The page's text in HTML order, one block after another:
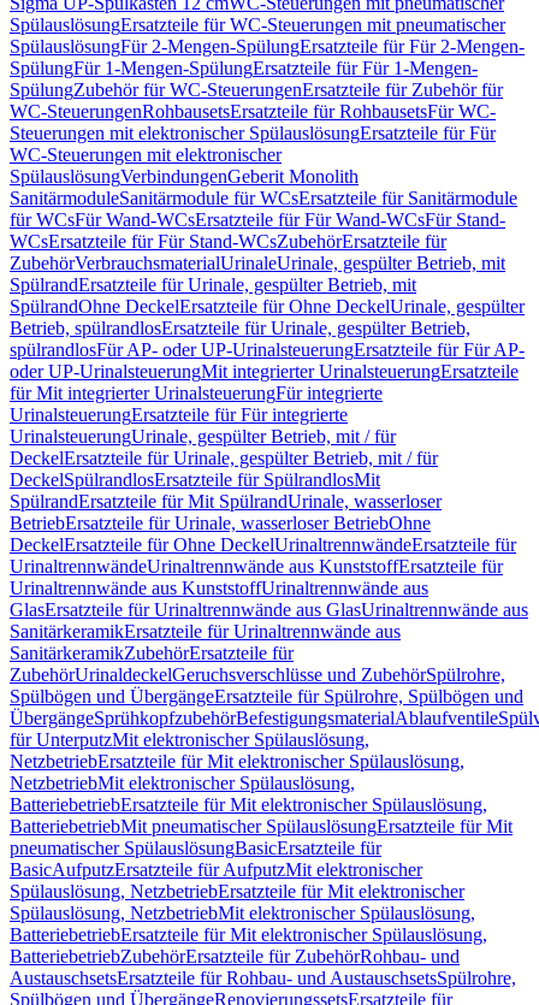
SpülauslösungErsatzteile für WC-Steuerungen mit pneumatischer
SpülauslösungFür 2-Mengen-SpülungErsatzteile für Für 2-Mengen-
SpülungFür 1-Mengen-SpülungErsatzteile für Für 1-Mengen-
SpülungZubehör für WC-SteuerungenErsatzteile für Zubehör für
WC-SteuerungenRohbausetsErsatzteile für RohbausetsFür WC-
Steuerungen mit elektronischer SpülauslösungErsatzteile für Für
WC-Steuerungen mit elektronischer
SpülauslösungVerbindungenGeberit Monolith
SanitärmoduleSanitärmodule für WCsErsatzteile für Sanitärmodule
für WCsFür Wand-WCsErsatzteile für Für Wand-WCsFür Stand-
WCsErsatzteile für Für Stand-WCsZubehörErsatzteile für
ZubehörVerbrauchsmaterialUrinaleUrinale, gespülter Betrieb, mit
SpülrandErsatzteile für Urinale, gespülter Betrieb, mit
SpülrandOhne DeckelErsatzteile für Ohne DeckelUrinale, gespülter
Betrieb, spülrandlosErsatzteile für Urinale, gespülter Betrieb,
spülrandlosFür AP- oder UP-UrinalsteuerungErsatzteile für Für AP-
oder UP-UrinalsteuerungMit integrierter UrinalsteuerungErsatzteile
für Mit integrierter UrinalsteuerungFür integrierte
UrinalsteuerungErsatzteile für Für integrierte
UrinalsteuerungUrinale, gespülter Betrieb, mit / für
DeckelErsatzteile für Urinale, gespülter Betrieb, mit / für
DeckelSpülrandlosErsatzteile für SpülrandlosMit
SpülrandErsatzteile für Mit SpülrandUrinale, wasserloser
BetriebErsatzteile für Urinale, wasserloser BetriebOhne
DeckelErsatzteile für Ohne DeckelUrinaltrennwändeErsatzteile für
UrinaltrennwändeUrinaltrennwände aus KunststoffErsatzteile für
Urinaltrennwände aus KunststoffUrinaltrennwände aus
GlasErsatzteile für Urinaltrennwände aus GlasUrinaltrennwände aus
SanitärkeramikErsatzteile für Urinaltrennwände aus
SanitärkeramikZubehörErsatzteile für
ZubehörUrinaldeckelGeruchsverschlüsse und ZubehörSpülrohre,
Spülbögen und ÜbergängeErsatzteile für Spülrohre, Spülbögen und
ÜbergängeSprühkopfzubehörBefestigungsmaterialAblaufventile
für UnterputzMit elektronischer Spülauslösung,
NetzbetriebErsatzteile für Mit elektronischer Spülauslösung,
NetzbetriebMit elektronischer Spülauslösung,
BatteriebetriebErsatzteile für Mit elektronischer Spülauslösung,
BatteriebetriebMit pneumatischer SpülauslösungErsatzteile für Mit
pneumatischer SpülauslösungBasicErsatzteile für
BasicAufputzErsatzteile für AufputzMit elektronischer
Spülauslösung, NetzbetriebErsatzteile für Mit elektronischer
Spülauslösung, NetzbetriebMit elektronischer Spülauslösung,
BatteriebetriebErsatzteile für Mit elektronischer Spülauslösung,
BatteriebetriebZubehörErsatzteile für ZubehörRohbau- und
AustauschsetsErsatzteile für Rohbau- und AustauschsetsSpülrohre,
Spülbögen und ÜbergängeRenovierungssetsErsatzteile für